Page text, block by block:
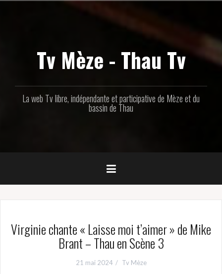
Tv Mèze - Thau Tv
La web Tv libre, indépendante et participative de Mèze et du
bassin de Thau
Virginie chante « Laisse moi t’aimer » de Mike
Brant – Thau en Scène 3
21 mai 2024 Tv Mèze